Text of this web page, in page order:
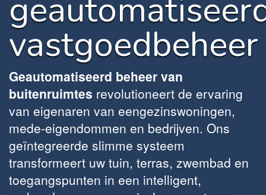
vastgoedbeheer
Geautomatiseerd beheer van
buitenruimtes revolutioneert de ervaring
van eigenaren van eengezinswoningen,
mede-eigendommen en bedrijven. Ons
geïntegreerde slimme systeem
transformeert uw tuin, terras, zwembad en
toegangspunten in een intelligent,